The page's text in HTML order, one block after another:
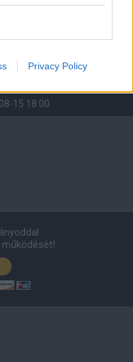
Privacy Policy
15 18:00
működését!